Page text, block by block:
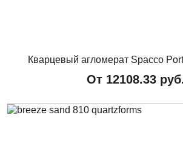
Кварцевый агломерат Spacco
От 12108.33